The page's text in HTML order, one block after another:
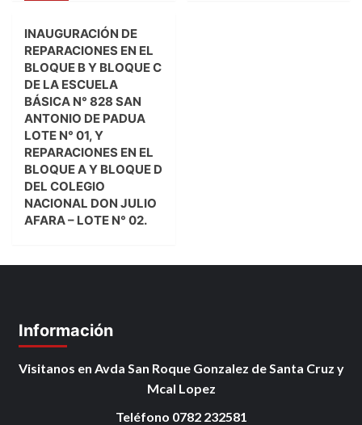
INAUGURACIÓN DE
REPARACIONES EN EL
BLOQUE B Y BLOQUE C
DE LA ESCUELA
BÁSICA N° 828 SAN
ANTONIO DE PADUA
LOTE N° 01, Y
REPARACIONES EN EL
BLOQUE A Y BLOQUE D
DEL COLEGIO
NACIONAL DON JULIO
AFARA – LOTE N° 02.
Información
Visitanos en Avda San Roque Gonzalez de Santa Cruz y
Mcal Lopez
Teléfono 0782 232581